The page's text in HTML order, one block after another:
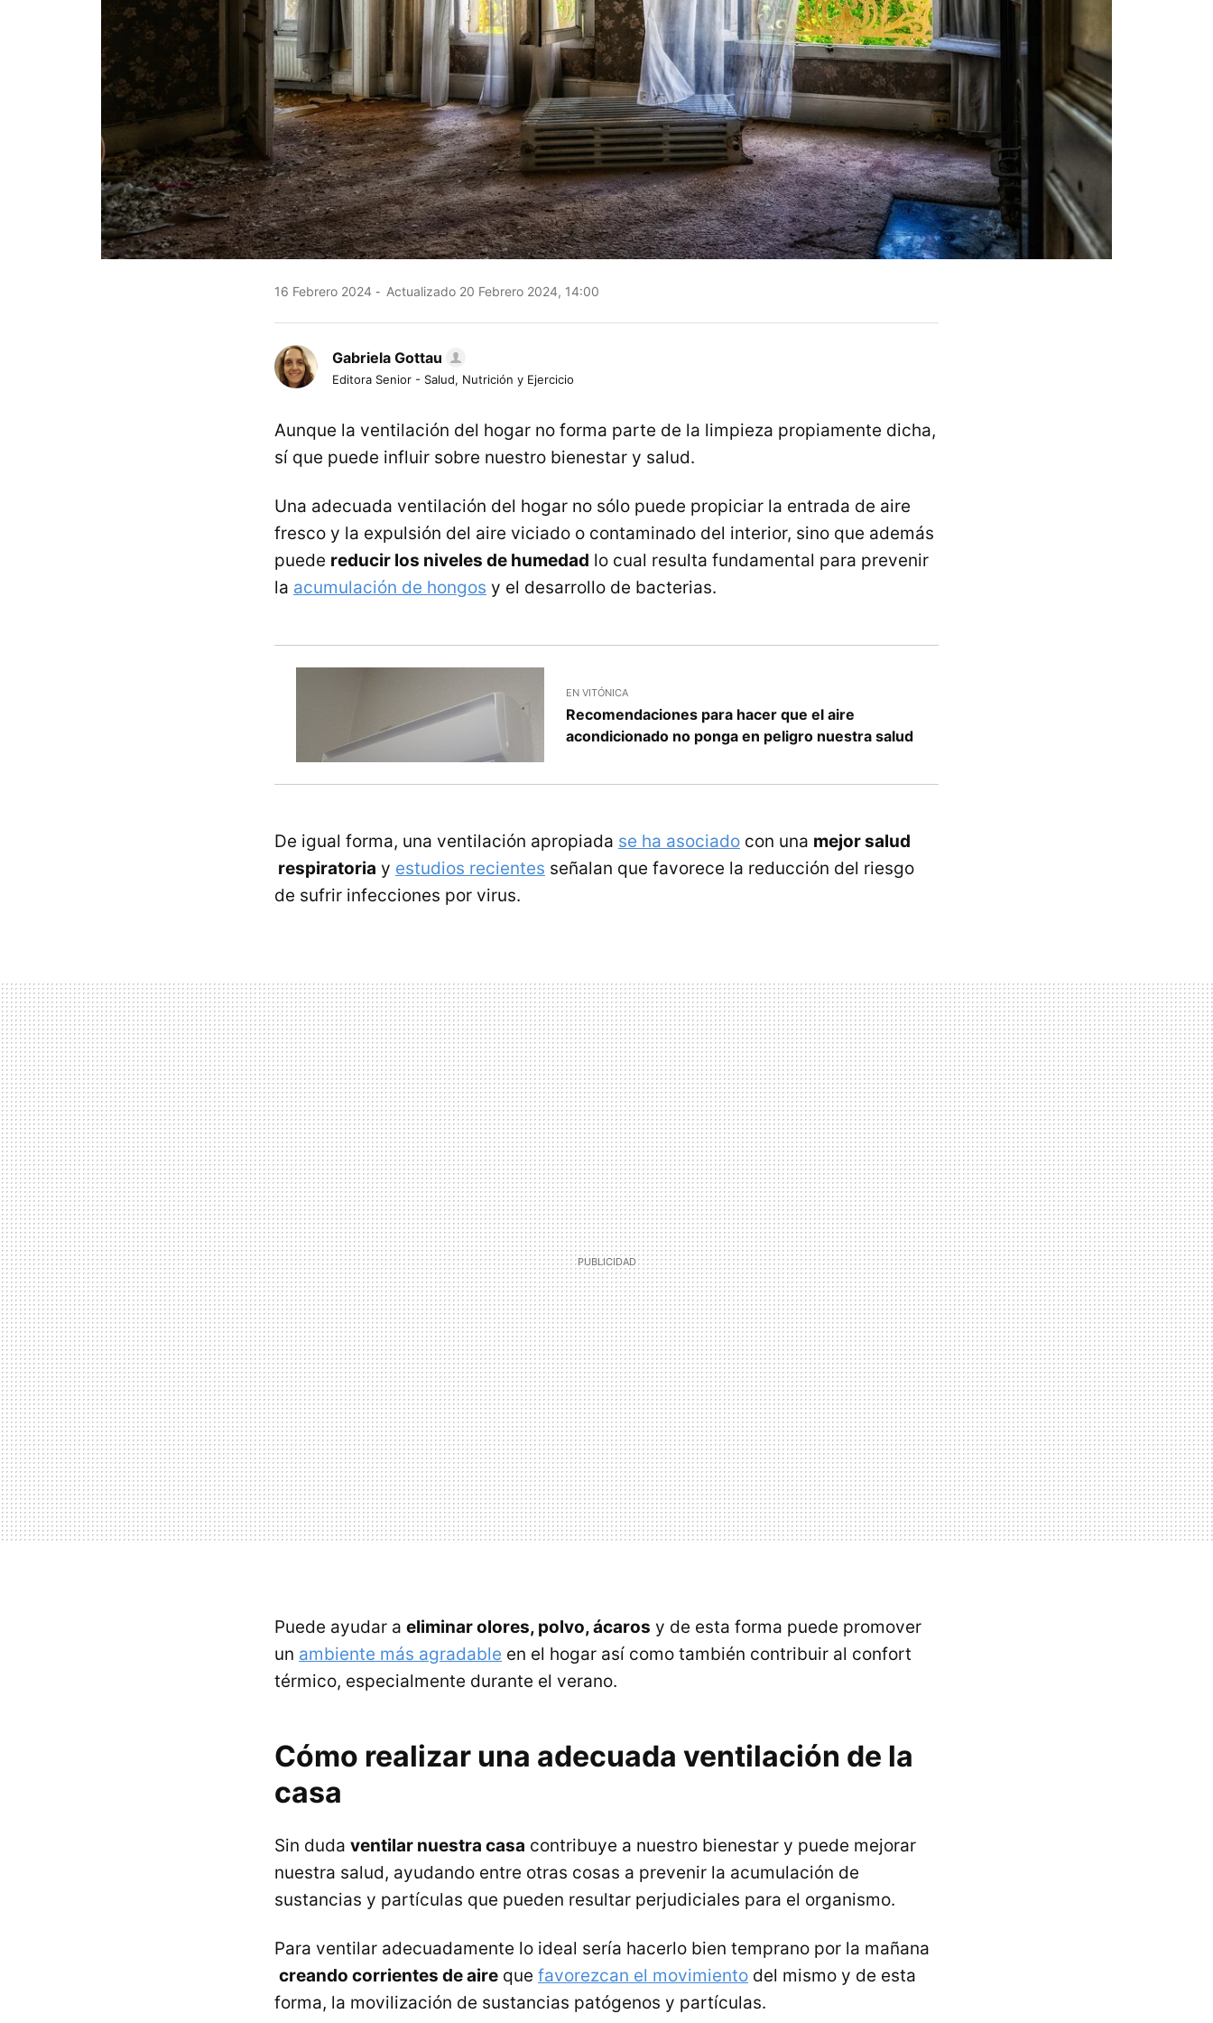
16 Febrero 2024 Actualizado 20 Febrero 2024, 14:00
Gabriela Gottau
Editora Senior - Salud, Nutrición y Ejercicio
Aunque la ventilación del hogar no forma parte de la limpieza propiamente dicha,
sí que puede influir sobre nuestro bienestar y salud.
Una adecuada ventilación del hogar no sólo puede propiciar la entrada de aire
fresco y la expulsión del aire viciado o contaminado del interior, sino que además
puede reducir los niveles de humedad lo cual resulta fundamental para prevenir
la acumulación de hongos y el desarrollo de bacterias.
EN VITÓNICA
Recomendaciones para hacer que el aire
acondicionado no ponga en peligro nuestra salud
De igual forma, una ventilación apropiada se ha asociado con una mejor salud
respiratoria y estudios recientes señalan que favorece la reducción del riesgo
de sufrir infecciones por virus.
Puede ayudar a eliminar olores, polvo, ácaros y de esta forma puede promover
un ambiente más agradable en el hogar así como también contribuir al confort
térmico, especialmente durante el verano.
Cómo realizar una adecuada ventilación de la
casa
Sin duda ventilar nuestra casa contribuye a nuestro bienestar y puede mejorar
nuestra salud, ayudando entre otras cosas a prevenir la acumulación de
sustancias y partículas que pueden resultar perjudiciales para el organismo.
Para ventilar adecuadamente lo ideal sería hacerlo bien temprano por la mañana
creando corrientes de aire que favorezcan el movimiento del mismo y de esta
forma, la movilización de sustancias patógenos y partículas.